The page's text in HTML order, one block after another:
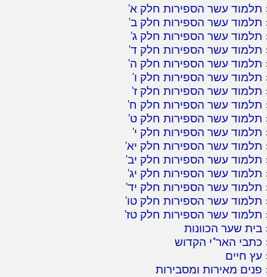
תלמוד עשר הספירות חלק א'
תלמוד עשר הספירות חלק ב'
תלמוד עשר הספירות חלק ג'
תלמוד עשר הספירות חלק ד'
תלמוד עשר הספירות חלק ה'
תלמוד עשר הספירות חלק ו'
תלמוד עשר הספירות חלק ז'
תלמוד עשר הספירות חלק ח'
תלמוד עשר הספירות חלק ט'
תלמוד עשר הספירות חלק י'
תלמוד עשר הספירות חלק יא'
תלמוד עשר הספירות חלק יב'
תלמוד עשר הספירות חלק יג'
תלמוד עשר הספירות חלק יד'
תלמוד עשר הספירות חלק טו'
תלמוד עשר הספירות חלק טז'
בית שער הכוונות
כתבי האר"י הקדוש
עץ חיים
פנים מאירות ומסבירות